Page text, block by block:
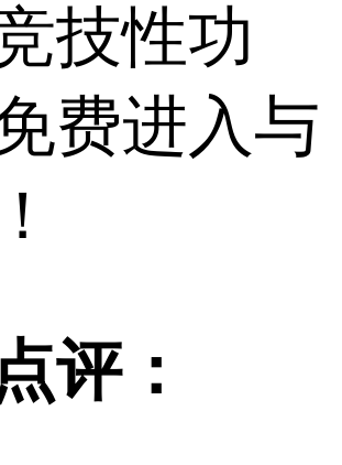
技性功
费进入与
评：